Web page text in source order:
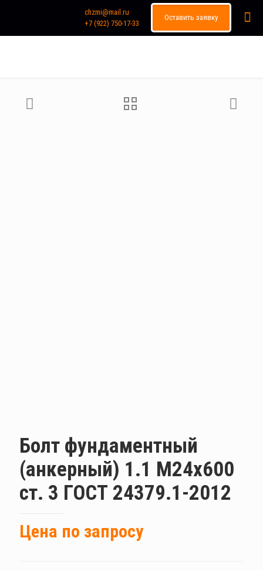
chzmi@mail.ru
+7 (922) 750-17-33
Оставить заявку
Болт фундаментный
(анкерный) 1.1 М24х600
ст. 3 ГОСТ 24379.1-2012
Цена по запросу